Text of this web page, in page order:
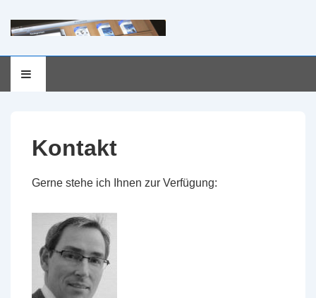
Kontakt
Gerne stehe ich Ihnen zur Verfügung: